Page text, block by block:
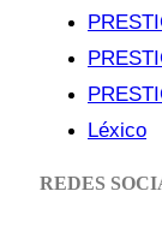
Léxico
REDES